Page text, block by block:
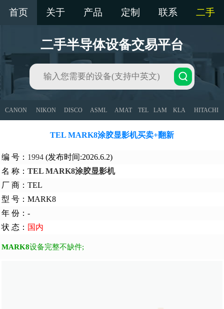
首页 关于 产品 定制 联系 二手
二手半导体设备交易平台
CANON NIKON DISCO ASML AMAT TEL LAM KLA HITACHI
TEL MARK8涂胶显影机买卖+翻新
编 号： 1994 (发布时间:2026.6.2)
名 称： TEL MARK8涂胶显影机
厂 商：TEL
型 号：MARK8
年 份：-
状 态： 国内
MARK8设备完整不缺件;